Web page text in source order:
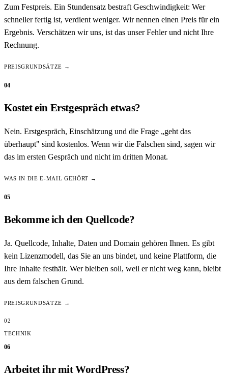
Zum Festpreis. Ein Stundensatz bestraft Geschwindigkeit: Wer
schneller fertig ist, verdient weniger. Wir nennen einen Preis für ein
Ergebnis. Verschätzen wir uns, ist das unser Fehler und nicht Ihre
Rechnung.
PREISGRUNDSÄTZE →
04
Kostet ein Erstgespräch etwas?
Nein. Erstgespräch, Einschätzung und die Frage „geht das
überhaupt" sind kostenlos. Wenn wir die Falschen sind, sagen wir
das im ersten Gespräch und nicht im dritten Monat.
WAS IN DIE E-MAIL GEHÖRT →
05
Bekomme ich den Quellcode?
Ja. Quellcode, Inhalte, Daten und Domain gehören Ihnen. Es gibt
kein Lizenzmodell, das Sie an uns bindet, und keine Plattform, die
Ihre Inhalte festhält. Wer bleiben soll, weil er nicht weg kann, bleibt
aus dem falschen Grund.
PREISGRUNDSÄTZE →
02
TECHNIK
06
Arbeitet ihr mit WordPress?